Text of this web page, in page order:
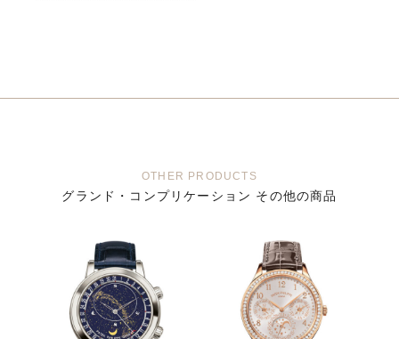
OTHER PRODUCTS
グランド・コンプリケーション その他の商品